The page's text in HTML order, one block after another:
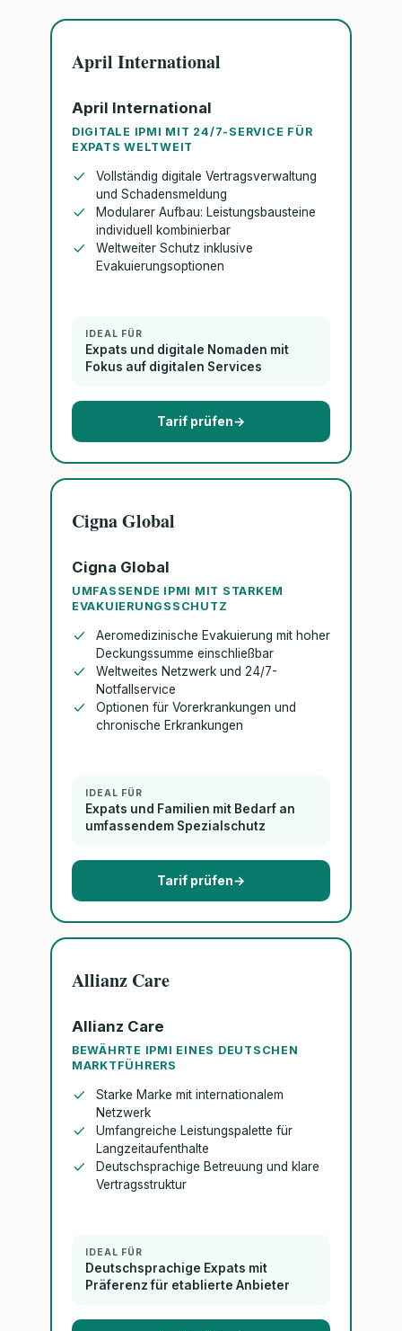
April International
April International
DIGITALE IPMI MIT 24/7-SERVICE FÜR
EXPATS WELTWEIT
Vollständig digitale Vertragsverwaltung
und Schadensmeldung
Modularer Aufbau: Leistungsbausteine
individuell kombinierbar
Weltweiter Schutz inklusive
Evakuierungsoptionen
IDEAL FÜR
Expats und digitale Nomaden mit
Fokus auf digitalen Services
Tarif prüfen→
Cigna Global
Cigna Global
UMFASSENDE IPMI MIT STARKEM
EVAKUIERUNGSSCHUTZ
Aeromedizinische Evakuierung mit hoher
Deckungssumme einschließbar
Weltweites Netzwerk und 24/7-
Notfallservice
Optionen für Vorerkrankungen und
chronische Erkrankungen
IDEAL FÜR
Expats und Familien mit Bedarf an
umfassendem Spezialschutz
Tarif prüfen→
Allianz Care
Allianz Care
BEWÄHRTE IPMI EINES DEUTSCHEN
MARKTFÜHRERS
Starke Marke mit internationalem
Netzwerk
Umfangreiche Leistungspalette für
Langzeitaufenthalte
Deutschsprachige Betreuung und klare
Vertragsstruktur
IDEAL FÜR
Deutschsprachige Expats mit
Präferenz für etablierte Anbieter